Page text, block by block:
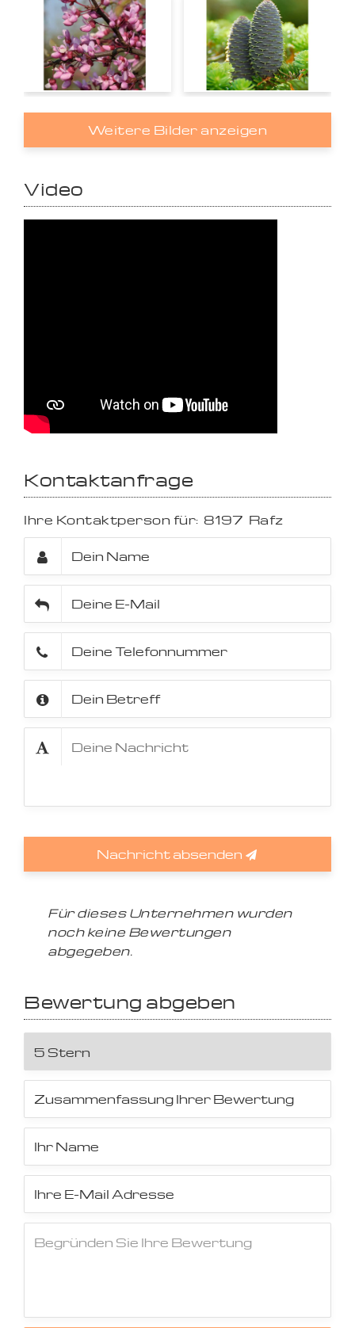
Weitere Bilder anzeigen
Video
Kontaktanfrage
Ihre Kontaktperson für: 8197 Rafz
Nachricht absenden
Für dieses Unternehmen wurden
noch keine Bewertungen
abgegeben.
Bewertung abgeben